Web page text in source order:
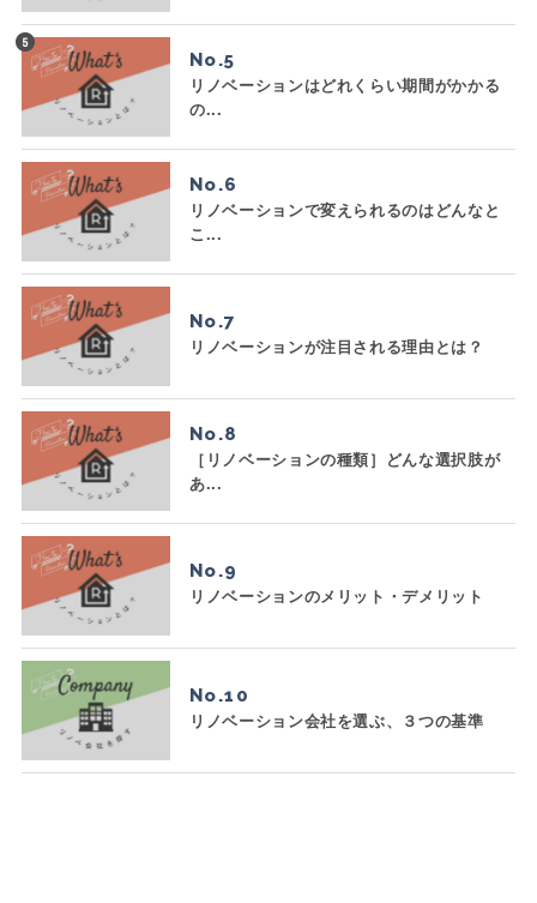
No.
リノベーションはどれくらい期間がかかる
の...
No.
リノベーションで変えられるのはどんなと
こ...
No.
リノベーションが注目される理由とは？
No.
［リノベーションの種類］どんな選択肢が
あ...
No.
リノベーションのメリット・デメリット
No.
リノベーション会社を選ぶ、３つの基準